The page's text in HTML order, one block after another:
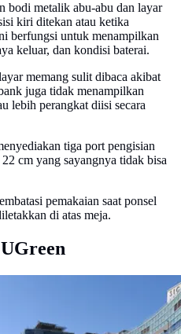
bodi metalik abu-abu dan layar
kiri ditekan atau ketika
berfungsi untuk menampilkan
keluar, dan kondisi baterai.
memang sulit dibaca akibat
juga tidak menampilkan
lebih perangkat diisi secara
tiga port pengisian
cm yang sayangnya tidak bisa
pemakaian saat ponsel
di atas meja.